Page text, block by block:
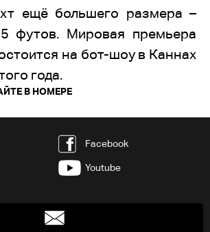
ещё большего размера –
футов. Мировая премьера
на бот-шоу в Каннах
года.
В НОМЕРЕ
Facebook
Youtube